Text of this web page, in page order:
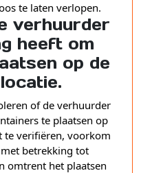
te laten verlopen.
verhuurder
heeft om
op de
of de verhuurder
te plaatsen op
te verifiëren, voorkom
betrekking tot
omtrent het plaatsen